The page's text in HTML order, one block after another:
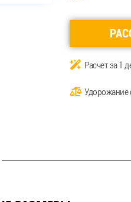
Расчет за 1
Удорожание